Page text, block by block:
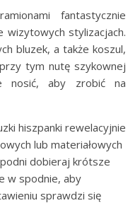
fantastycznie
wizytowych stylizacjach.
bluzek, a także koszul,
tym nutę szykownej
nosić, aby zrobić na
hiszpanki rewelacyjnie
lub materiałowych
dobieraj krótsze
w spodnie, aby
sprawdzi się